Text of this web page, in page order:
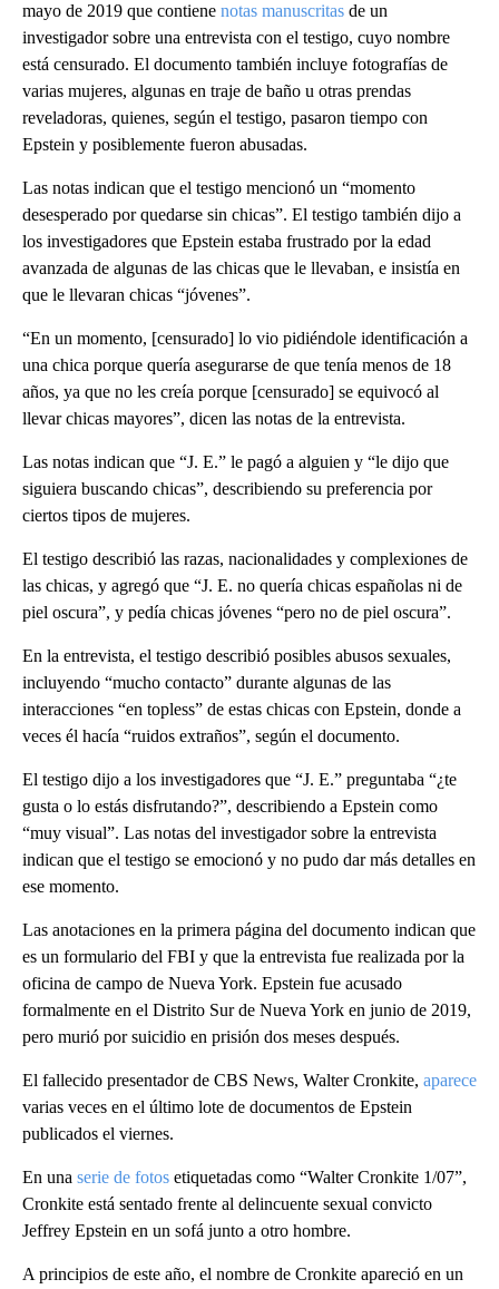
mayo de 2019 que contiene notas manuscritas de un
investigador sobre una entrevista con el testigo, cuyo nombre
está censurado. El documento también incluye fotografías de
varias mujeres, algunas en traje de baño u otras prendas
reveladoras, quienes, según el testigo, pasaron tiempo con
Epstein y posiblemente fueron abusadas.
Las notas indican que el testigo mencionó un “momento
desesperado por quedarse sin chicas”. El testigo también dijo a
los investigadores que Epstein estaba frustrado por la edad
avanzada de algunas de las chicas que le llevaban, e insistía en
que le llevaran chicas “jóvenes”.
“En un momento, [censurado] lo vio pidiéndole identificación a
una chica porque quería asegurarse de que tenía menos de 18
años, ya que no les creía porque [censurado] se equivocó al
llevar chicas mayores”, dicen las notas de la entrevista.
Las notas indican que “J. E.” le pagó a alguien y “le dijo que
siguiera buscando chicas”, describiendo su preferencia por
ciertos tipos de mujeres.
El testigo describió las razas, nacionalidades y complexiones de
las chicas, y agregó que “J. E. no quería chicas españolas ni de
piel oscura”, y pedía chicas jóvenes “pero no de piel oscura”.
En la entrevista, el testigo describió posibles abusos sexuales,
incluyendo “mucho contacto” durante algunas de las
interacciones “en topless” de estas chicas con Epstein, donde a
veces él hacía “ruidos extraños”, según el documento.
El testigo dijo a los investigadores que “J. E.” preguntaba “¿te
gusta o lo estás disfrutando?”, describiendo a Epstein como
“muy visual”. Las notas del investigador sobre la entrevista
indican que el testigo se emocionó y no pudo dar más detalles en
ese momento.
Las anotaciones en la primera página del documento indican que
es un formulario del FBI y que la entrevista fue realizada por la
oficina de campo de Nueva York. Epstein fue acusado
formalmente en el Distrito Sur de Nueva York en junio de 2019,
pero murió por suicidio en prisión dos meses después.
El fallecido presentador de CBS News, Walter Cronkite, aparece
varias veces en el último lote de documentos de Epstein
publicados el viernes.
En una serie de fotos etiquetadas como “Walter Cronkite 1/07”,
Cronkite está sentado frente al delincuente sexual convicto
Jeffrey Epstein en un sofá junto a otro hombre.
A principios de este año, el nombre de Cronkite apareció en un